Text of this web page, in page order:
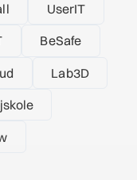
UserIT
BeSafe
Lab3D